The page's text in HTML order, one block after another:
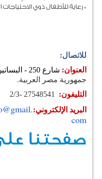
* رعاية للأطفال ذوي
للاتصال:
العنوان: شارع 250 - البساتين الغربية - المعادى
جمهورية مصر العربية.
التليفون:
البريد الإلكتروني:
com
صفحتنا